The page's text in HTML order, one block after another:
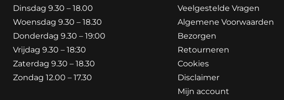
Dinsdag 9.30 – 18.00
Woensdag 9.30 – 18.30
Donderdag 9.30 – 19:00
Vrijdag 9.30 – 18:30
Zaterdag 9.30 – 18.30
Zondag 12.00 – 17.30
Veelgestelde Vragen
Algemene Voorwaarden
Bezorgen
Retourneren
Cookies
Disclaimer
Mijn account